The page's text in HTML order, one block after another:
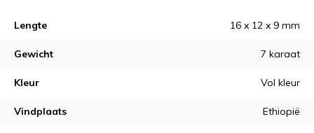
Lengte 16 x 12 x 9 mm
Gewicht 7 karaat
Kleur Vol kleur
Vindplaats Ethiopië